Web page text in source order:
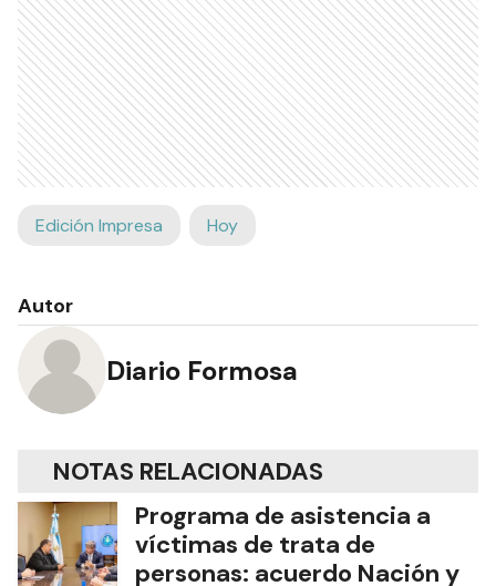
Edición Impresa Hoy
Autor
Diario Formosa
NOTAS RELACIONADAS
Programa de asistencia a
víctimas de trata de
personas: acuerdo Nación y